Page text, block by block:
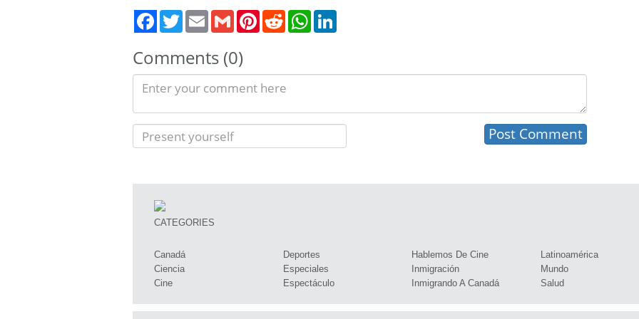
TwitterEmail Gmail PinterestRedditWhatsApp
Comments (0)
CATEGORIES
Canadá
Ciencia
Cine
Deportes
Especiales
Espectáculo
Hablemos De Cine
Inmigración
Inmigrando A Canadá
Latinoamérica
Mundo
Salud